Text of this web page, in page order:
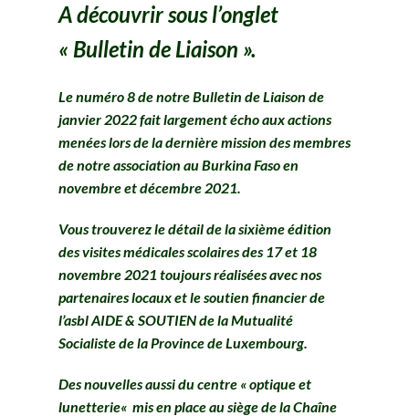
A découvrir sous l’onglet
« Bulletin de Liaison ».
Le numéro 8 de notre Bulletin de Liaison de
janvier 2022 fait largement écho aux actions
menées lors de la dernière mission des membres
de notre association au Burkina Faso en
novembre et décembre 2021.
Vous trouverez le détail de la sixième édition
des visites médicales scolaires des 17 et 18
novembre 2021 toujours réalisées avec nos
partenaires locaux et le soutien financierde
l’asbl AIDE & SOUTIEN de la Mutualité
Socialiste de la Province de Luxembourg.
Des nouvelles aussi ducentre «optique et
lunetterie« mis en place au siège de la Chaîne